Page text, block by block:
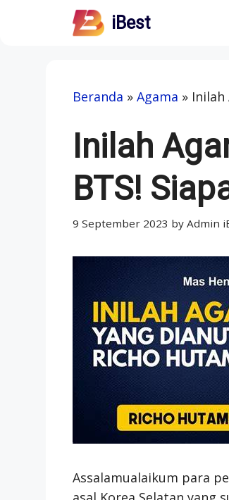
iBest
Beranda » Agama » Inilah
Inilah
BTS!
9 September 2023 by Admin
Assalamualaikum para